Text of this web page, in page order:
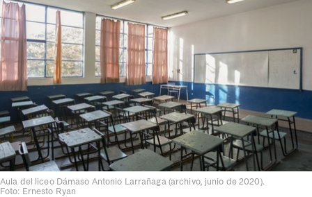
Aula del liceo Dámaso Antonio Larrañaga (archivo, junio de 2020).
Foto: Ernesto Ryan